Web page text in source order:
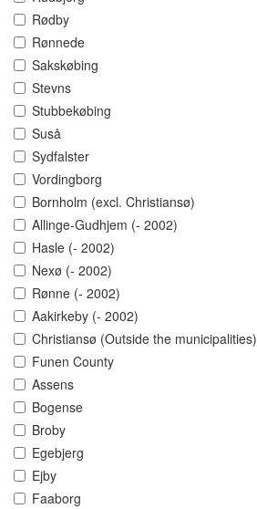
Rødby
Rønnede
Sakskøbing
Stevns
Stubbekøbing
Suså
Sydfalster
Vordingborg
Bornholm (excl. Christiansø)
Allinge-Gudhjem (- 2002)
Hasle (- 2002)
Nexø (- 2002)
Rønne (- 2002)
Aakirkeby (- 2002)
Christiansø (Outside the municipalities)
Funen County
Assens
Bogense
Broby
Egebjerg
Ejby
Faaborg